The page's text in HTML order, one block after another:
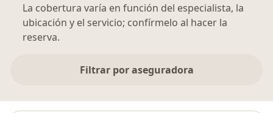
La cobertura varía en función del especialista, la
ubicación y el servicio; confírmelo al hacer la
reserva.
Filtrar por aseguradora